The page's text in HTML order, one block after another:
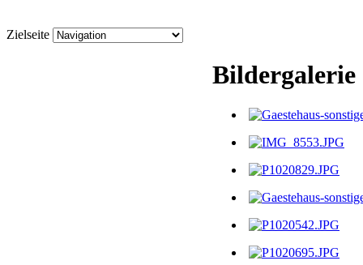
Zielseite
Bildergalerie